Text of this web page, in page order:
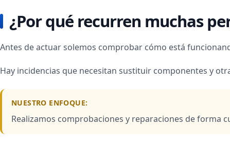
¿Por qué recurren muchas
Antes de actuar solemos comprobar cómo está
Hay incidencias que necesitan sustituir componentes y
NUESTRO ENFOQUE:
Realizamos comprobaciones y reparaciones de forma